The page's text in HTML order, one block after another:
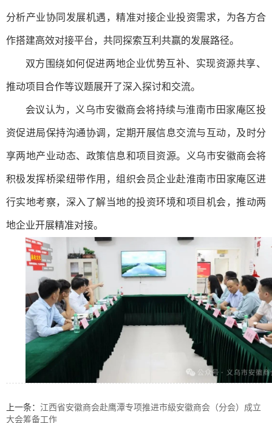
分析产业协同发展机遇，精准对接企业投资需求，为各方合
作搭建高效对接平台，共同探索互利共赢的发展路径。
双方围绕如何促进两地企业优势互补、实现资源共享、
推动项目合作等议题展开了深入探讨和交流。
会议认为，义乌市安徽商会将持续与淮南市田家庵区投
资促进局保持沟通协调，定期开展信息交流与互动，及时分
享两地产业动态、政策信息和项目资源。义乌市安徽商会将
积极发挥桥梁纽带作用，组织会员企业赴淮南市田家庵区进
行实地考察，深入了解当地的投资环境和项目机会，推动两
地企业开展精准对接。
上一条： 江西省安徽商会赴鹰潭专项推进市級安徽商会（分会）成立
大会筹备工作